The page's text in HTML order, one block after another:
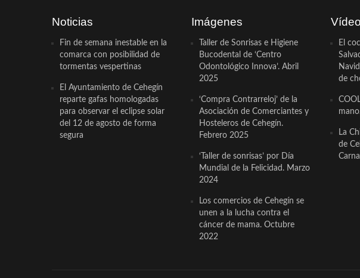
Noticias
Fin de semana inestable en la
comarca con posibilidad de
tormentas vespertinas
El Ayuntamiento de Cehegín
reparte gafas homologadas
para observar el eclipse solar
del 12 de agosto de forma
segura
Imágenes
Taller de Sonrisas e Higiene
Bucodental de ‘Centro
Odontológico Innova’. Abril
2025
‘Compra Contrarreloj’ de la
Asociación de Comerciantes y
Hosteleros de Cehegín.
Febrero 2025
‘Taller de sonrisas’ por Día
Mundial de la Felicidad. Marzo
2024
Los comercios de Cehegín se
unen a la lucha contra el
cáncer de mama. Octubre
2022
El
de
La
de